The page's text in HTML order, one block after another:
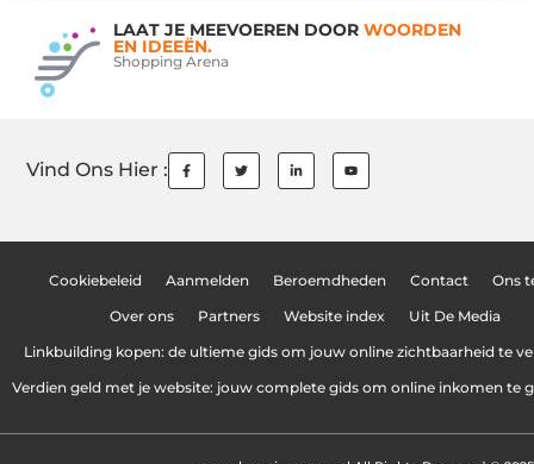
LAAT JE MEEVOEREN DOOR WOORDEN
EN IDEEËN.
Shopping Arena
Vind Ons Hier :
Cookiebeleid Aanmelden Beroemdheden Contact Ons
Over ons Partners Website index Uit De Media
Linkbuilding kopen: de ultieme gids om jouw online zichtbaarheid te
Verdien geld met je website: jouw complete gids om online inkomen te